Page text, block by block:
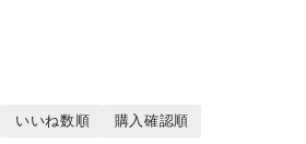
いいね数順
購入確認順